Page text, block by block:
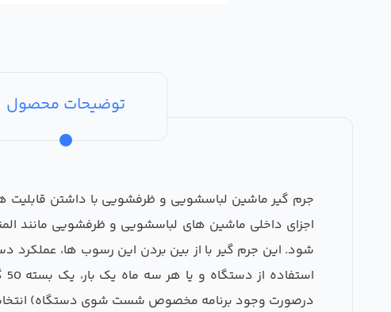
توضیحات محصول
جرم گیر ماشین لباسشویی و ظرفشویی با داشتن قابلیت
اجزای داخلی ماشین های لباسشویی و ظرفشویی مانند
درصورت وجود برنامه مخصوص شست شوی دستگاه)